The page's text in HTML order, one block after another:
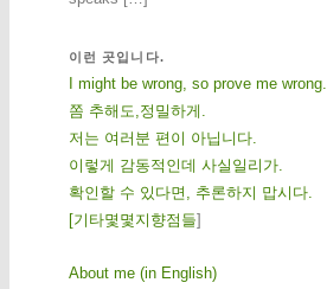
이런 곳입니다.
I might be wrong, so prove me wrong.
쫌 추해도,정밀하게.
저는 여러분 편이 아닙니다.
이렇게 감동적인데 사실일리가.
확인할 수 있다면, 추론하지 맙시다.
[기 타몇 몇 지 향점 들]
About me (in English)